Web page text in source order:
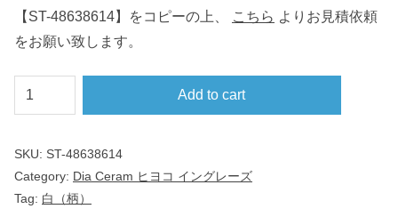
【ST-48638614】をコピーの上、
こちら よりお見積依頼
をお願い致します。
１
２
ｍ
Add to cart
SKU: ST-48638614
Category: Dia Ceram ヒヨコ イングレーズ
Tag: 白（柄）